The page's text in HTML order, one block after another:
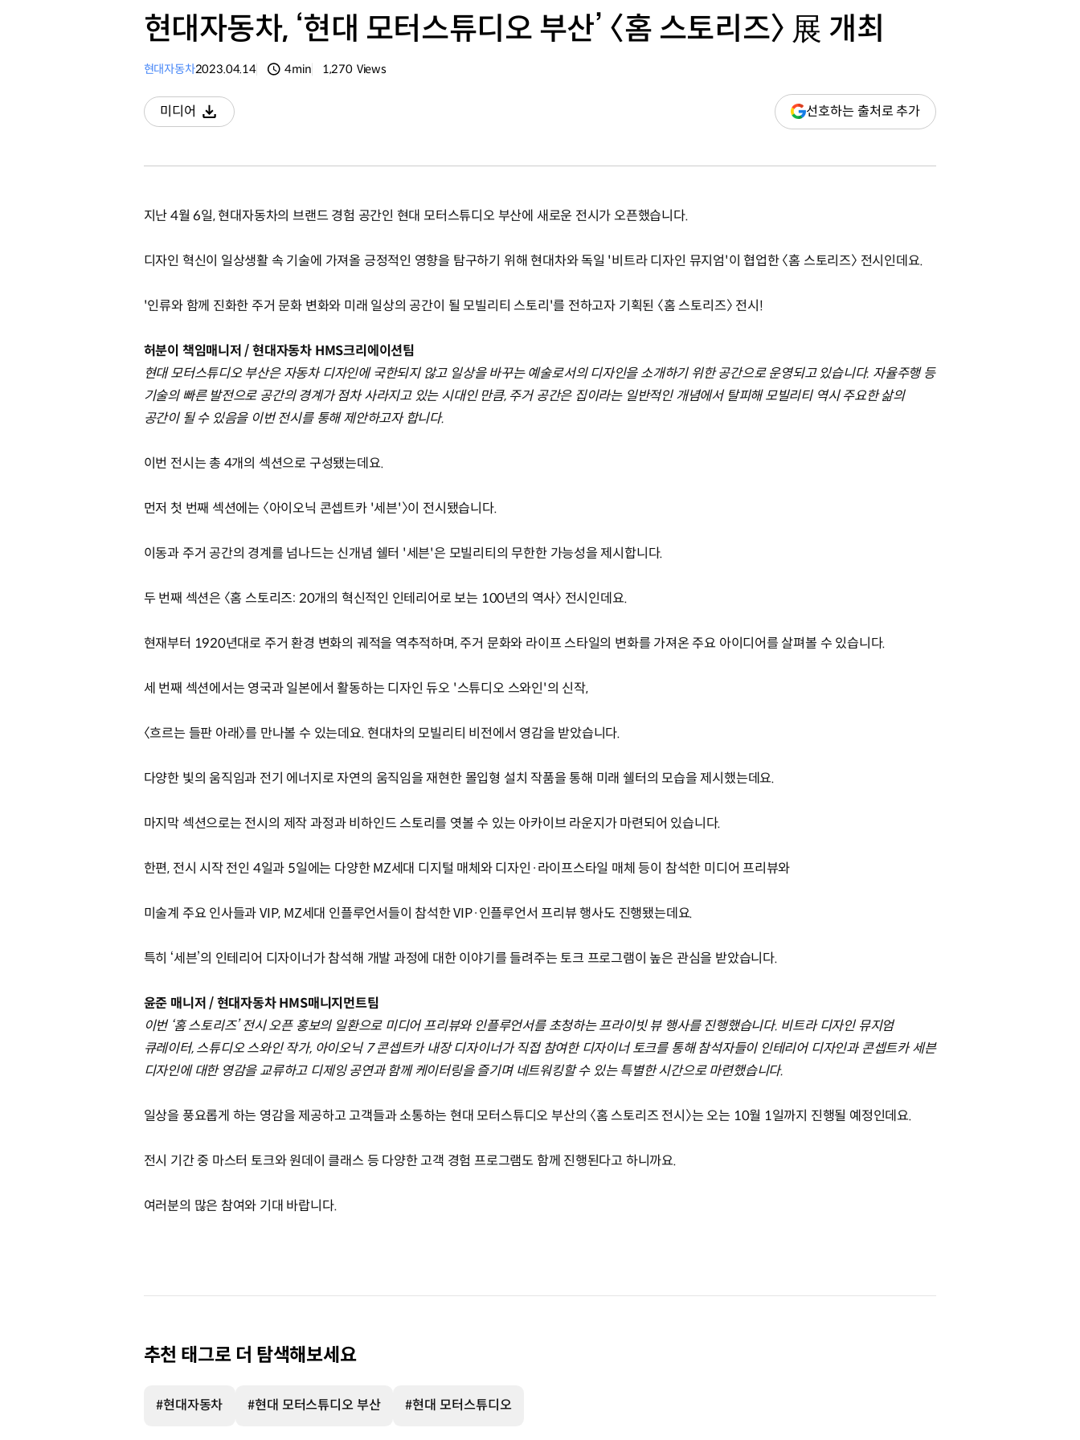
현대자동차, ‘현대 모터스튜디오 부산’ 〈홈 스토리즈〉 展 개최
현대자동차2023.04.14 4min 1,270 Views
미디어
다운로드
선호하는 출처로 추가(새
창
지난 4월 6일, 현대자동차의 브랜드 경험 공간인 현대 모터스튜디오 부산에 새로운 전시가 오픈했습니다.
디자인 혁신이 일상생활 속 기술에 가져올 긍정적인 영향을 탐구하기 위해 현대차와 독일 '비트라 디자인 뮤지엄'이 협업한 〈홈 스토리즈〉 전시인데요.
'인류와 함께 진화한 주거 문화 변화와 미래 일상의 공간이 될 모빌리티 스토리'를 전하고자 기획된 〈홈 스토리즈〉 전시!
허분이 책임매니저 / 현대자동차 HMS크리에이션팀
현대 모터스튜디오 부산은 자동차 디자인에 국한되지 않고 일상을 바꾸는 예술로서의 디자인을 소개하기 위한 공간으로 운영되고 있습니다. 자율주행 등
기술의 빠른 발전으로 공간의 경계가 점차 사라지고 있는 시대인 만큼, 주거 공간은 집이라는 일반적인 개념에서 탈피해 모빌리티 역시 주요한 삶의
공간이 될 수 있음을 이번 전시를 통해 제안하고자 합니다.
이번 전시는 총 4개의 섹션으로 구성됐는데요.
먼저 첫 번째 섹션에는 〈아이오닉 콘셉트카 '세븐'〉이 전시됐습니다.
이동과 주거 공간의 경계를 넘나드는 신개념 쉘터 '세븐'은 모빌리티의 무한한 가능성을 제시합니다.
두 번째 섹션은 〈홈 스토리즈: 20개의 혁신적인 인테리어로 보는 100년의 역사〉 전시인데요.
현재부터 1920년대로 주거 환경 변화의 궤적을 역추적하며, 주거 문화와 라이프 스타일의 변화를 가져온 주요 아이디어를 살펴볼 수 있습니다.
세 번째 섹션에서는 영국과 일본에서 활동하는 디자인 듀오 '스튜디오 스와인'의 신작,
〈흐르는 들판 아래〉를 만나볼 수 있는데요. 현대차의 모빌리티 비전에서 영감을 받았습니다.
다양한 빛의 움직임과 전기 에너지로 자연의 움직임을 재현한 몰입형 설치 작품을 통해 미래 쉘터의 모습을 제시했는데요.
마지막 섹션으로는 전시의 제작 과정과 비하인드 스토리를 엿볼 수 있는 아카이브 라운지가 마련되어 있습니다.
한편, 전시 시작 전인 4일과 5일에는 다양한 MZ세대 디지털 매체와 디자인·라이프스타일 매체 등이 참석한 미디어 프리뷰와
미술계 주요 인사들과 VIP, MZ세대 인플루언서들이 참석한 VIP·인플루언서 프리뷰 행사도 진행됐는데요.
특히 ‘세븐’의 인테리어 디자이너가 참석해 개발 과정에 대한 이야기를 들려주는 토크 프로그램이 높은 관심을 받았습니다.
윤준 매니저 / 현대자동차 HMS매니지먼트팀
이번 ‘홈 스토리즈’ 전시 오픈 홍보의 일환으로 미디어 프리뷰와 인플루언서를 초청하는 프라이빗 뷰 행사를 진행했습니다. 비트라 디자인 뮤지엄
큐레이터, 스튜디오 스와인 작가, 아이오닉 7 콘셉트카 내장 디자이너가 직접 참여한 디자이너 토크를 통해 참석자들이 인테리어 디자인과 콘셉트카 세븐
디자인에 대한 영감을 교류하고 디제잉 공연과 함께 케이터링을 즐기며 네트워킹할 수 있는 특별한 시간으로 마련했습니다.
일상을 풍요롭게 하는 영감을 제공하고 고객들과 소통하는 현대 모터스튜디오 부산의 〈홈 스토리즈 전시〉는 오는 10월 1일까지 진행될 예정인데요.
전시 기간 중 마스터 토크와 원데이 클래스 등 다양한 고객 경험 프로그램도 함께 진행된다고 하니까요.
여러분의 많은 참여와 기대 바랍니다.
추천 태그로 더 탐색해보세요
#현대자동차 #현대 모터스튜디오 부산 #현대 모터스튜디오